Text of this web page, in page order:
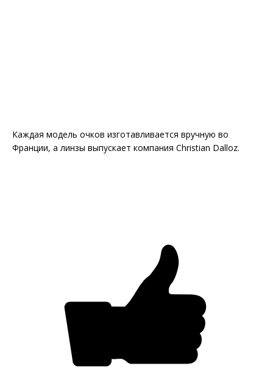
Каждая модель очков изготавливается вручную во
Франции, а линзы выпускает компания Christian Dalloz.